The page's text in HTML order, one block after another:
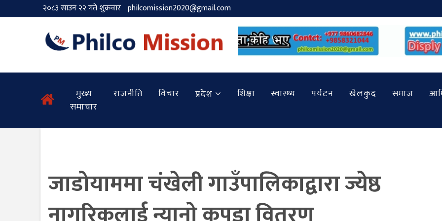
२०८३ साउन २२ गते शुक्रवार philcomission2020@gmail.com
मुख्य
समाचार
राजनीति विचार प्रदेश शिक्षा स्वास्थ्य पर्यटन खेलकुद समाज
जाडोयाममा चंखेली गाउँपालिकाद्वारा ज्येष्ठ